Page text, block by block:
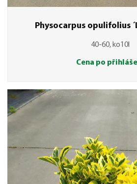
Physocarpus opulifolius
40-60, ko10l
Cena po